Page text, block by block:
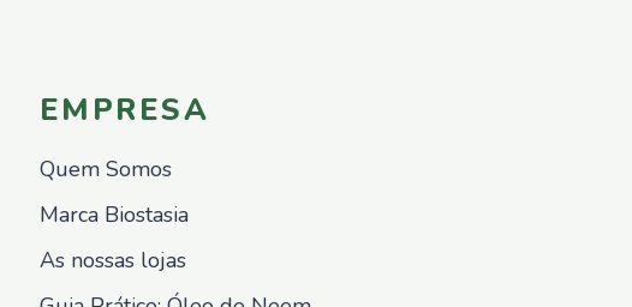
EMPRESA
Quem Somos
Marca Biostasia
As nossas lojas